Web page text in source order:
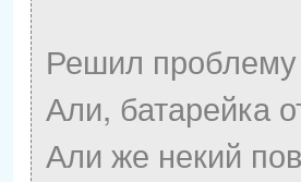
Решил проблему
Али, батарейка
Али же некий